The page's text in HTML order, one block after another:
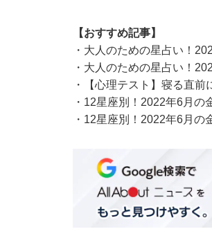
【おすすめ記事】
・ 大人のための星占い！
・ 大人のための星占い！
・
【心理テスト】寝る直
・ 12星座別！2022年6月の
・ 12星座別！2022年6月の